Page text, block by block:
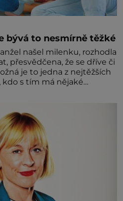
bývá to nesmírně těžké
našel milenku, rozhodla
přesvědčena, že se dříve či
je to jedna z nejtěžších
kdo s tím má nějaké